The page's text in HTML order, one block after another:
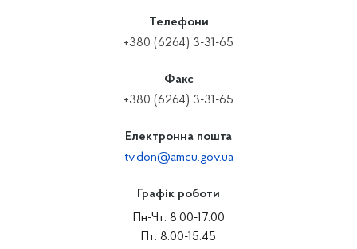
Телефони
+380 (6264) 3-31-65
Факс
+380 (6264) 3-31-65
Електронна пошта
tv.don@amcu.gov.ua
Графік роботи
Пн-Чт: 8:00-17:00
Пт: 8:00-15:45